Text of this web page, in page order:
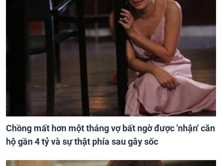
Chồng mất hơn một tháng vợ bất ngờ được 'nhận' căn
hộ gần 4 tỷ và sự thật phía sau gây sốc